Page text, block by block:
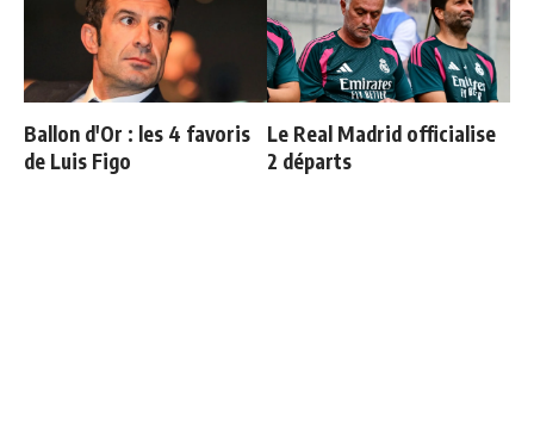
Ballon d'Or : les 4 favoris
de Luis Figo
Le Real Madrid officialise
2 départs